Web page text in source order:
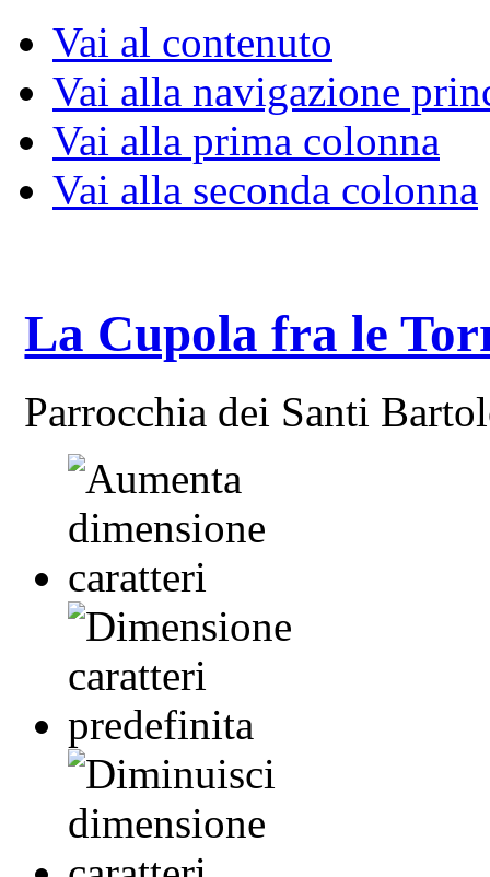
Vai al contenuto
Vai alla navigazione
Vai alla prima colonna
Vai alla seconda colonna
La Cupola fra le
Parrocchia dei Santi